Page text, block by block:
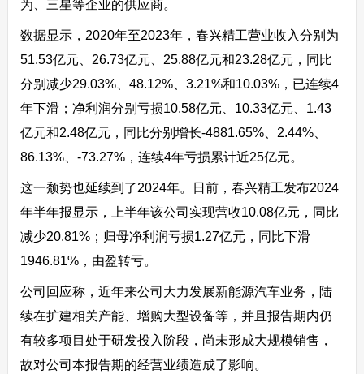
为、三星等企业的供应商。
数据显示，2020年至2023年，春兴精工营业收入分别为
51.53亿元、26.73亿元、25.88亿元和23.28亿元，同比
分别减少29.03%、48.12%、3.21%和10.03%，已连续4
年下滑；净利润分别亏损10.58亿元、10.33亿元、1.43
亿元和2.48亿元，同比分别增长-4881.65%、2.44%、
86.13%、-73.27%，连续4年亏损累计近25亿元。
这一颓势也延续到了2024年。日前，春兴精工发布2024
年半年报显示，上半年该公司实现营收10.08亿元，同比
减少20.81%；归母净利润亏损1.27亿元，同比下滑
1946.81%，由盈转亏。
公司回应称，近年来公司大力发展新能源汽车业务，陆
续在扩建相关产能、增购大型设备等，并且报告期内仍
有较多项目处于研发投入阶段，尚未形成大规模销售，
故对公司本报告期的经营业绩造成了影响。